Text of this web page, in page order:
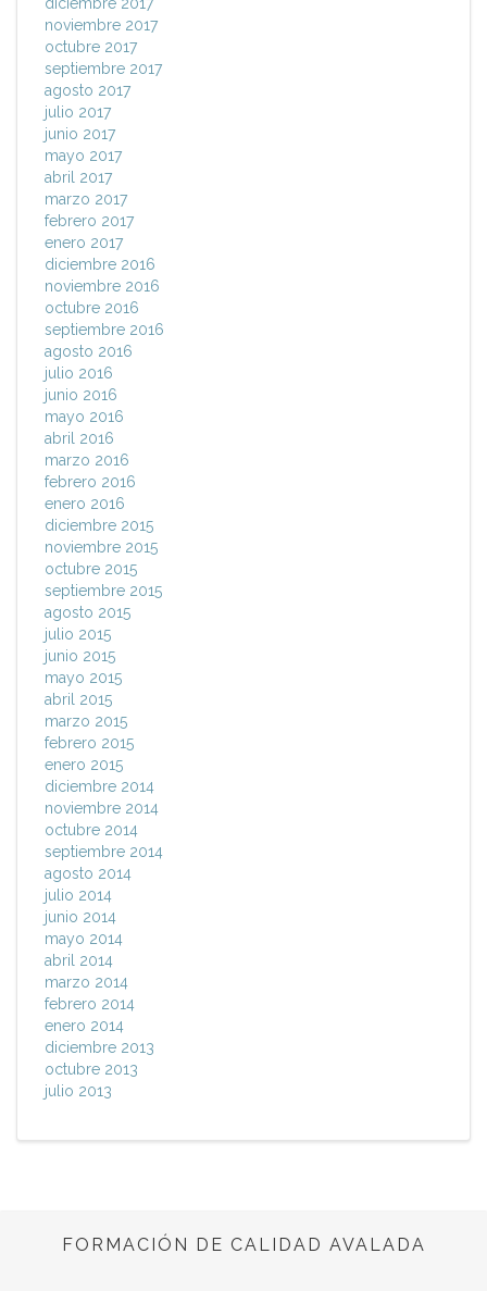
diciembre 2017
noviembre 2017
octubre 2017
septiembre 2017
agosto 2017
julio 2017
junio 2017
mayo 2017
abril 2017
marzo 2017
febrero 2017
enero 2017
diciembre 2016
noviembre 2016
octubre 2016
septiembre 2016
agosto 2016
julio 2016
junio 2016
mayo 2016
abril 2016
marzo 2016
febrero 2016
enero 2016
diciembre 2015
noviembre 2015
octubre 2015
septiembre 2015
agosto 2015
julio 2015
junio 2015
mayo 2015
abril 2015
marzo 2015
febrero 2015
enero 2015
diciembre 2014
noviembre 2014
octubre 2014
septiembre 2014
agosto 2014
julio 2014
junio 2014
mayo 2014
abril 2014
marzo 2014
febrero 2014
enero 2014
diciembre 2013
octubre 2013
julio 2013
FORMACIÓN DE CALIDAD AVALADA